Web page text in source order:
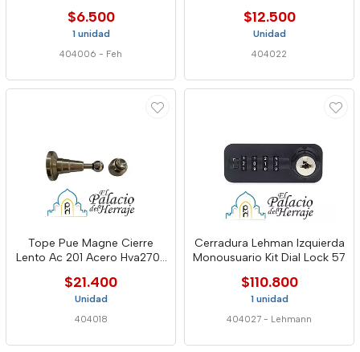
$6.500
1 unidad
404006 - Feh
$12.500
Unidad
404022
Tope Pue Magne Cierre
Lento Ac 201 Acero Hva270-
$21.400
Unidad
404018
Cerradura Lehman Izquierda
Monousuario Kit Dial Lock 57
$110.800
1 unidad
404027 - Lehmann